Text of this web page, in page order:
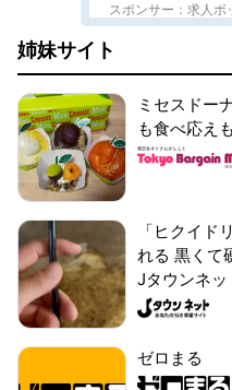
スポンサー：求人ボ
姉妹サイト
ミセスドー
も食べ応え
「ヒクイド
れる 黒くて
Jタウンネッ
ゼロまる